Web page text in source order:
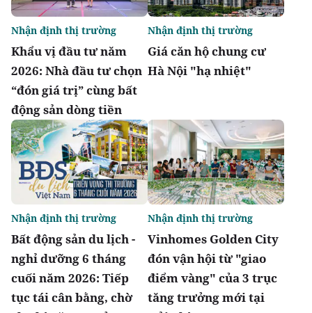
Khẩu vị đầu tư năm
2026: Nhà đầu tư chọn
“đón giá trị” cùng bất
động sản dòng tiền
Nhận định thị trường
Giá căn hộ chung cư
Hà Nội "hạ nhiệt"
Nhận định thị trường
Bất động sản du lịch -
nghỉ dưỡng 6 tháng
cuối năm 2026: Tiếp
tục tái cân bằng, chờ
Nhận định thị trường
Vinhomes Golden City
đón vận hội từ "giao
điểm vàng" của 3 trục
tăng trưởng mới tại
Nhận định thị trường